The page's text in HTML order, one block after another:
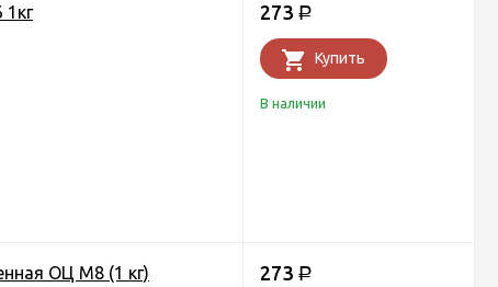
273 Р
Купить
В наличии
ОЦ М8 (1 кг) 273 Р